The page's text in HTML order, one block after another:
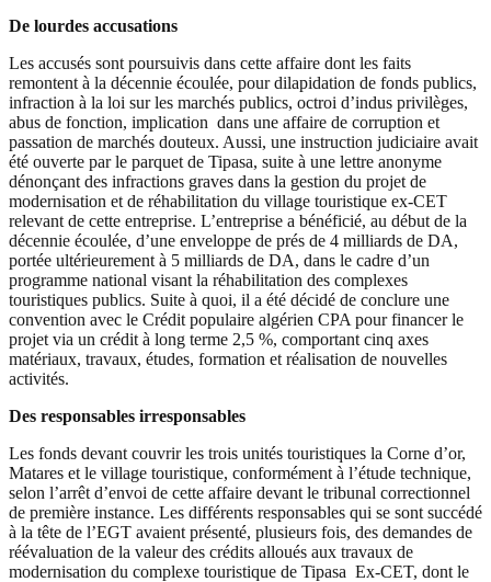
De lourdes accusations
Les accusés sont poursuivis dans cette affaire dont les faits
remontent à la décennie écoulée, pour dilapidation de fonds publics,
infraction à la loi sur les marchés publics, octroi d’indus privilèges,
abus de fonction, implication dans une affaire de corruption et
passation de marchés douteux. Aussi, une instruction judiciaire avait
été ouverte par le parquet de Tipasa, suite à une lettre anonyme
dénonçant des infractions graves dans la gestion du projet de
modernisation et de réhabilitation du village touristique ex-CET
relevant de cette entreprise. L’entreprise a bénéficié, au début de la
décennie écoulée, d’une enveloppe de prés de 4 milliards de DA,
portée ultérieurement à 5 milliards de DA, dans le cadre d’un
programme national visant la réhabilitation des complexes
touristiques publics. Suite à quoi, il a été décidé de conclure une
convention avec le Crédit populaire algérien CPA pour financer le
projet via un crédit à long terme 2,5 %, comportant cinq axes
matériaux, travaux, études, formation et réalisation de nouvelles
activités.
Des responsables irresponsables
Les fonds devant couvrir les trois unités touristiques la Corne d’or,
Matares et le village touristique, conformément à l’étude technique,
selon l’arrêt d’envoi de cette affaire devant le tribunal correctionnel
de première instance. Les différents responsables qui se sont succédé
à la tête de l’EGT avaient présenté, plusieurs fois, des demandes de
réévaluation de la valeur des crédits alloués aux travaux de
modernisation du complexe touristique de Tipasa Ex-CET, dont le